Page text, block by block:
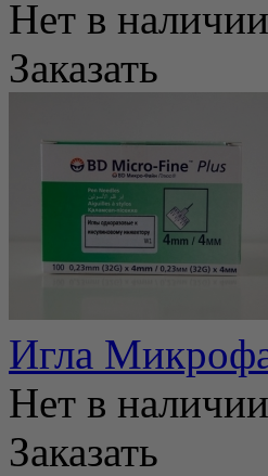
Нет в наличии
Заказать
Игла
Нет в наличии
Заказать